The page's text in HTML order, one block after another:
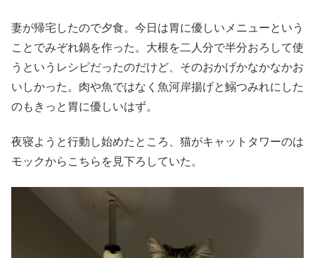
妻が帰宅したので夕食。今日は胃に優しいメニューという
ことでみぞれ鍋を作った。大根を二人分で半分おろして使
うというレシピだったのだけど、そのおかげかなかなかお
いしかった。肉や魚ではなく魚河岸揚げと鰯つみれにした
のもきっと胃に優しいはず。
夜寝ようと行動し始めたところ、猫がキャットタワーのは
モックからこちらを見下ろしていた。